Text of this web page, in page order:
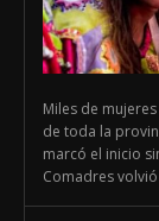
Miles de
de toda la
marcó el inicio
Comadres